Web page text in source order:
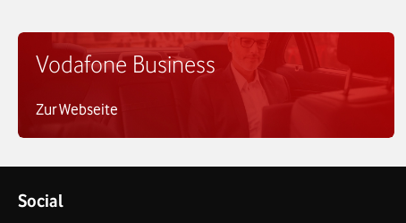
Vodafone Business
Zur Webseite
Social